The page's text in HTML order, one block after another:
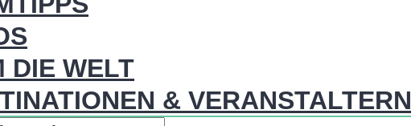
DIE WELT
& VERANSTALTERN